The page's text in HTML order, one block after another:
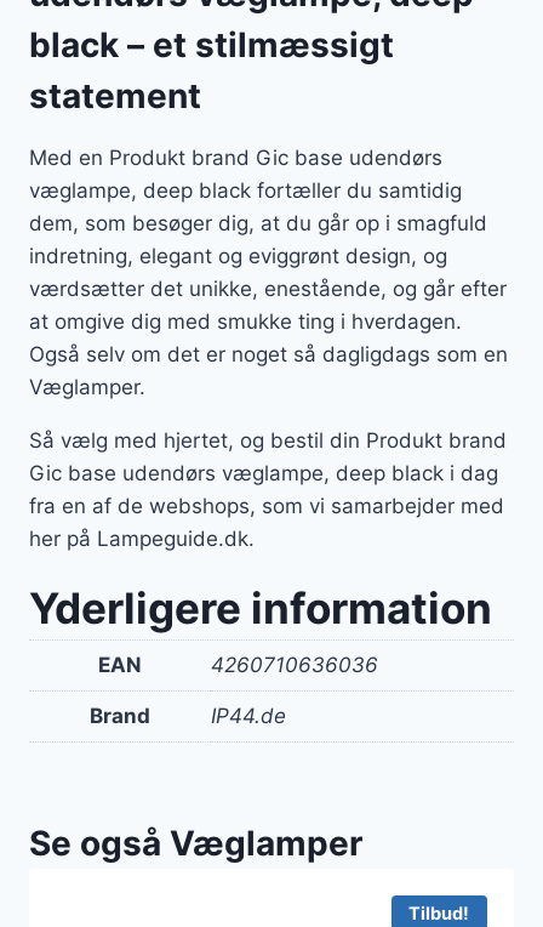
black – et stilmæssigt
statement
Med en Produkt brand Gic base udendørs
væglampe, deep black fortæller du samtidig
dem, som besøger dig, at du går op i smagfuld
indretning, elegant og eviggrønt design, og
værdsætter det unikke, enestående, og går efter
at omgive dig med smukke ting i hverdagen.
Også selv om det er noget så dagligdags som en
Væglamper.
Så vælg med hjertet, og bestil din Produkt brand
Gic base udendørs væglampe, deep black i dag
fra en af de webshops, som vi samarbejder med
her på Lampeguide.dk.
Yderligere information
EAN 4260710636036
Brand IP44.de
Se også Væglamper
Tilbud!